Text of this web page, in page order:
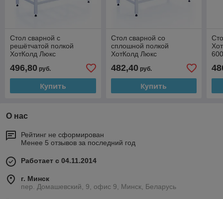
Стол сварной с
решётчатой полкой
ХотКолд Люкс
496,80 руб.
Купить
Стол сварной со
сплошной полкой
ХотКолд Люкс
482,40руб.
Купить
О нас
Рейтинг не сформирован
Менее 5 отзывов за последний год
Работает с 04.11.2014
г. Минск
пер. Домашевский, 9, офис 9, Минск, Беларусь